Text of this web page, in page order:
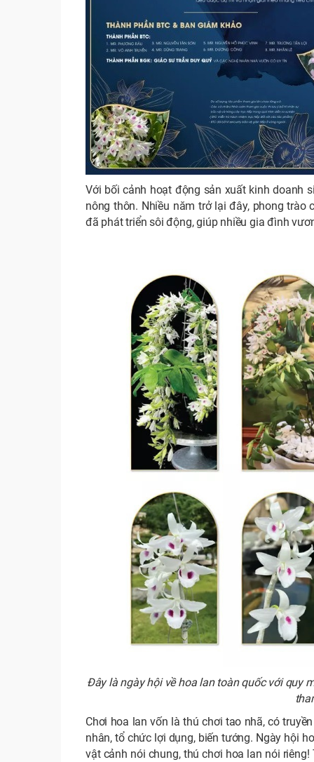
Với bối cảnh hoạt động sản xuất kinh doanh
nông thôn. Nhiều năm trở lại đây, phong
đã phát triển sôi động, giúp nhiều gia đình
Đây là ngày hội về hoa lan toàn quốc với quy
Chơi hoa lan vốn là thú chơi tao nhã, có
nhân, tổ chức lợi dụng, biến tướng. Ngày hội
vật cảnh nói chung, thú chơi hoa lan nói riêng!